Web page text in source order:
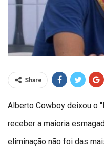
Share
Alberto Cowboy deixou o
receber a maioria
eliminação não foi das